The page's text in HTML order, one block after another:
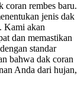
coran rembes baru.
jenis dak
Kami akan
dan memastikan
standar
bahwa dak coran
Anda dari hujan,